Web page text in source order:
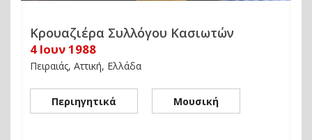
Κρουαζιέρα Συλλόγου Κασιωτών
4 Ιουν 1988
Πειραιάς, Αττική, Ελλάδα
Περιηγητικά Μουσική